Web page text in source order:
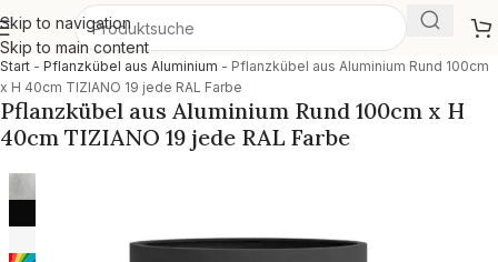
Skip to navigation
Skip to main content
Start - Pflanzkübel aus Aluminium - Pflanzkübel aus Aluminium Rund 100cm
x H 40cm TIZIANO 19 jede RAL Farbe
Pflanzkübel aus Aluminium Rund 100cm x H
40cm TIZIANO 19 jede RAL Farbe